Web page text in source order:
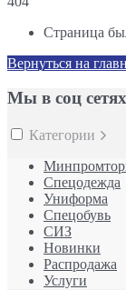
Страница
Вернуться на
Мы в соц сетях
Категории
Спецодежда
Униформа
Спецобувь
СИЗ
Новинки
Распродажа
Услуги